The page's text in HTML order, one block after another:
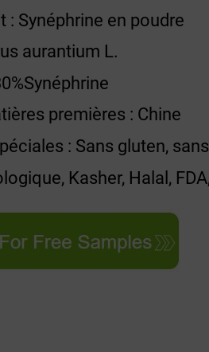
: Synéphrine en poudre
aurantium L.
premières : Chine
: Sans gluten,
Kasher, Halal,